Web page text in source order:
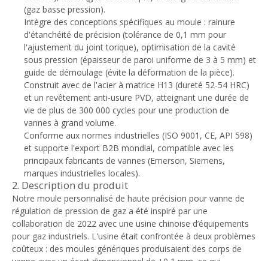
(gaz basse pression).
Intègre des conceptions spécifiques au moule : rainure
d'étanchéité de précision (tolérance de 0,1 mm pour
l'ajustement du joint torique), optimisation de la cavité
sous pression (épaisseur de paroi uniforme de 3 à 5 mm) et
guide de démoulage (évite la déformation de la pièce).
Construit avec de l'acier à matrice H13 (dureté 52-54 HRC)
et un revêtement anti-usure PVD, atteignant une durée de
vie de plus de 300 000 cycles pour une production de
vannes à grand volume.
Conforme aux normes industrielles (ISO 9001, CE, API 598)
et supporte l'export B2B mondial, compatible avec les
principaux fabricants de vannes (Emerson, Siemens,
marques industrielles locales).
2. Description du produit
Notre moule personnalisé de haute précision pour vanne de
régulation de pression de gaz a été inspiré par une
collaboration de 2022 avec une usine chinoise d’équipements
pour gaz industriels. L'usine était confrontée à deux problèmes
coûteux : des moules génériques produisaient des corps de